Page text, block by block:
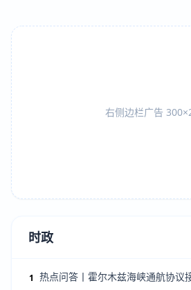
右侧边栏广告
时政
1 热点问答丨霍尔木兹海峡通航协议